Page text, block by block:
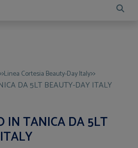
>>Linea Cortesia Beauty-Day Italy>>
DA 5LT BEAUTY-DAY ITALY
IN TANICA DA 5LT